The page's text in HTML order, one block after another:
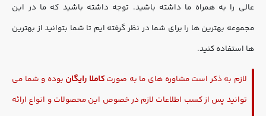
عالی را به همراه ما داشته باشید. توجه داشته باشید که ما در این
مجموعه بهترین ها را برای شما در نظر گرفته ایم تا شما بتوانید از بهترین
ها استفاده کنید.
لازم به ذکر است مشاوره های ما به صورتکاملا رایگان بوده و شما می
توانید پس از کسب اطلاعات لازم در خصوص این محصولات و انواع ارائه